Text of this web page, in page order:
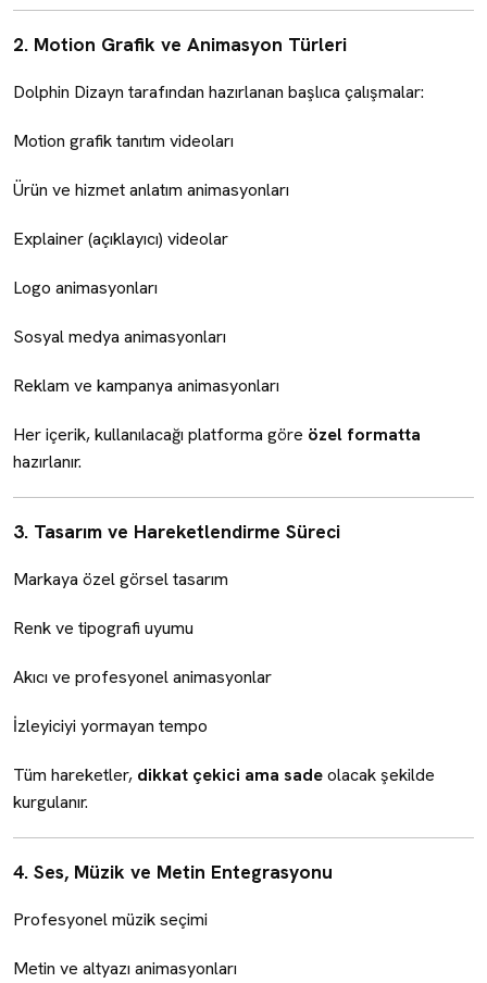
2. Motion Grafik ve Animasyon Türleri
Dolphin Dizayn tarafından hazırlanan başlıca çalışmalar:
Motion grafik tanıtım videoları
Ürün ve hizmet anlatım animasyonları
Explainer (açıklayıcı) videolar
Logo animasyonları
Sosyal medya animasyonları
Reklam ve kampanya animasyonları
Her içerik, kullanılacağı platforma göre özel formatta
hazırlanır.
3. Tasarım ve Hareketlendirme Süreci
Markaya özel görsel tasarım
Renk ve tipografi uyumu
Akıcı ve profesyonel animasyonlar
İzleyiciyi yormayan tempo
Tüm hareketler, dikkat çekici ama sadeolacak şekilde
kurgulanır.
4. Ses, Müzik ve Metin Entegrasyonu
Profesyonel müzik seçimi
Metin ve altyazı animasyonları